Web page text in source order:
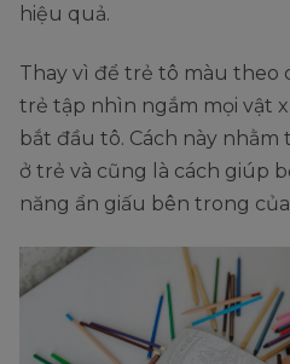
hiệu quả.
Thay vì để trẻ tô màu theo
trẻ tập nhìn ngắm mọi vật
bắt đầu tô. Cách này
ở trẻ và cũng là cách giúp
năng ẩn giấu bên trong